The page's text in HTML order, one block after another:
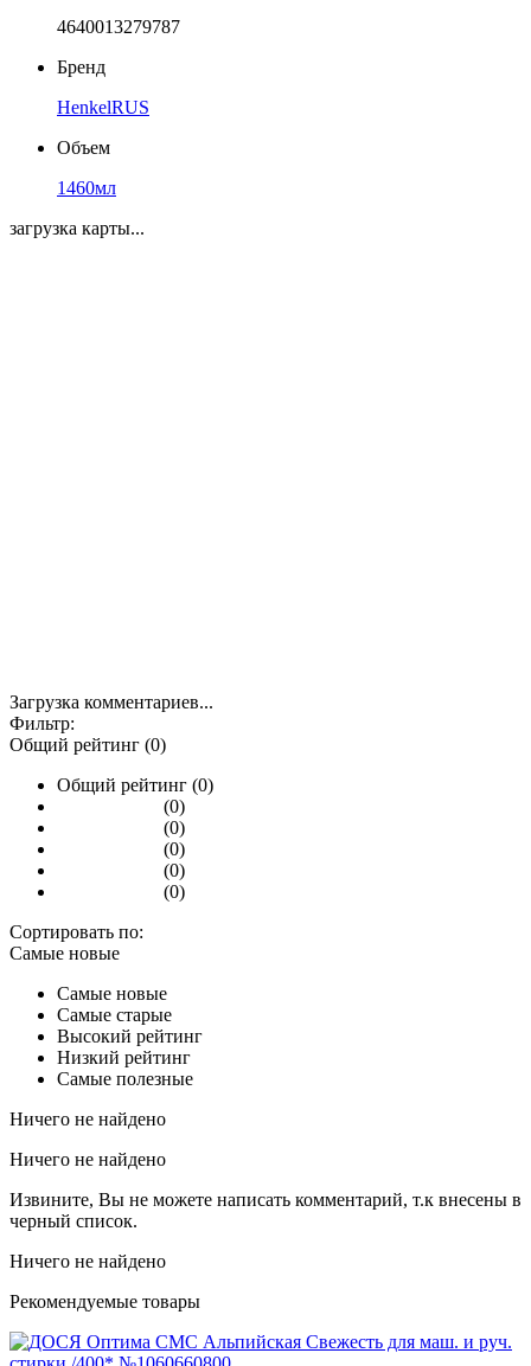
4640013279787
Бренд
HenkelRUS
Объем
1460мл
загрузка карты...
Загрузка комментариев...
Фильтр:
Общий рейтинг (0)
Общий рейтинг (0)
(0)
(0)
(0)
(0)
(0)
Сортировать по:
Самые новые
Самые новые
Самые старые
Высокий рейтинг
Низкий рейтинг
Самые полезные
Ничего не найдено
Ничего не найдено
Извините, Вы не можете написать комментарий, т.к внесены в
черный список.
Ничего не найдено
Рекомендуемые товары